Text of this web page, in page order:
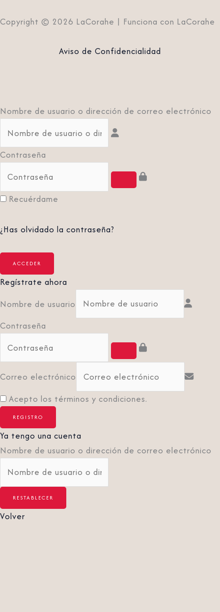
Copyright © 2026 LaCorahe | Funciona con LaCorahe
Aviso de Confidencialidad
Nombre de usuario o dirección de correo electrónico
Contraseña
Recuérdame
¿Has olvidado la contraseña?
Regístrate ahora
Nombre de usuario
Contraseña
Correo electrónico
Acepto los términos y condiciones.
Ya tengo una cuenta
Nombre de usuario o dirección de correo electrónico
Volver